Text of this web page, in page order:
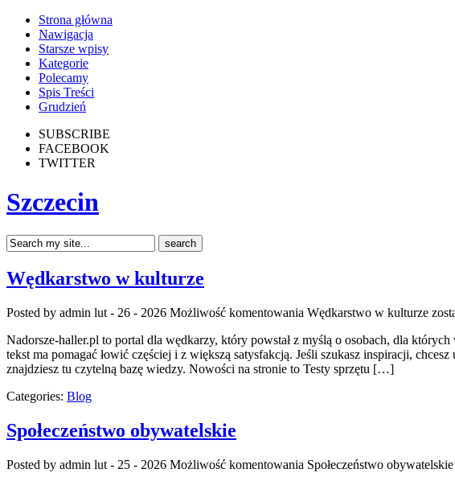
Strona główna
Nawigacja
Starsze wpisy
Kategorie
Polecamy
Spis Treści
Grudzień
SUBSCRIBE
FACEBOOK
TWITTER
Szczecin
Wędkarstwo w kulturze
Posted by admin lut - 26 - 2026 Możliwość komentowania Wędkarstwo w kulturze
Nadorsze-haller.pl to portal dla wędkarzy, który powstał z myślą o osobach, dla
tekst ma pomagać łowić częściej i z większą satysfakcją. Jeśli szukasz inspiracji,
znajdziesz tu czytelną bazę wiedzy. Nowości na stronie to Testy sprzętu […]
Categories: Blog
Społeczeństwo obywatelskie
Posted by admin lut - 25 - 2026 Możliwość komentowania Społeczeństwo obywatelskie